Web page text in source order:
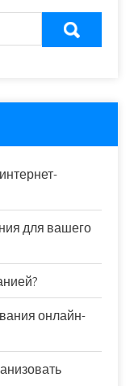
для вашего
онлайн-